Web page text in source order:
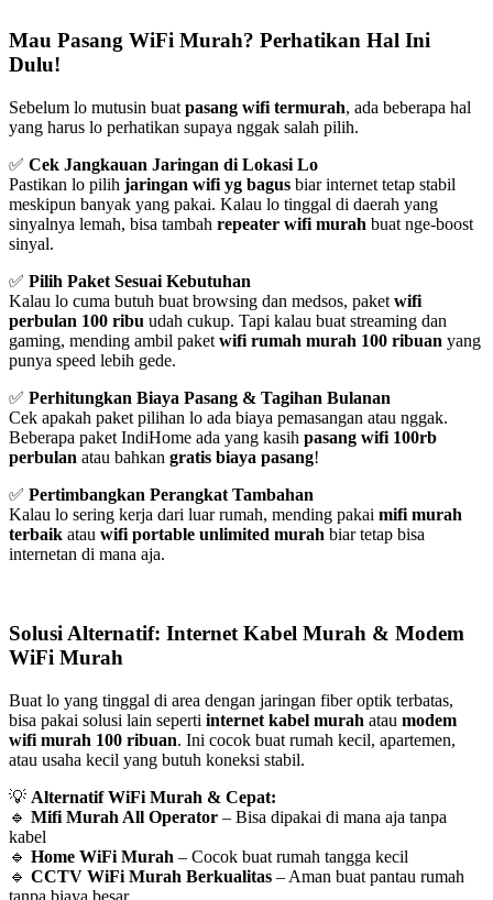
Mau Pasang WiFi Murah? Perhatikan Hal Ini
Dulu!
Sebelum lo mutusin buat pasang wifi termurah, ada beberapa hal
yang harus lo perhatikan supaya nggak salah pilih.
✅ Cek Jangkauan Jaringan di Lokasi Lo
Pastikan lo pilih jaringan wifi yg bagus biar internet tetap stabil
meskipun banyak yang pakai. Kalau lo tinggal di daerah yang
sinyalnya lemah, bisa tambah repeater wifi murah buat nge-boost
sinyal.
✅ Pilih Paket Sesuai Kebutuhan
Kalau lo cuma butuh buat browsing dan medsos, paket wifi
perbulan 100 ribu udah cukup. Tapi kalau buat streaming dan
gaming, mending ambil paket wifi rumah murah 100 ribuan yang
punya speed lebih gede.
✅ Perhitungkan Biaya Pasang & Tagihan Bulanan
Cek apakah paket pilihan lo ada biaya pemasangan atau nggak.
Beberapa paket IndiHome ada yang kasih pasang wifi 100rb
perbulan atau bahkan gratis biaya pasang!
✅ Pertimbangkan Perangkat Tambahan
Kalau lo sering kerja dari luar rumah, mending pakai mifi murah
terbaik atau wifi portable unlimited murah biar tetap bisa
internetan di mana aja.
Solusi Alternatif: Internet Kabel Murah & Modem
WiFi Murah
Buat lo yang tinggal di area dengan jaringan fiber optik terbatas,
bisa pakai solusi lain seperti internet kabel murah atau modem
wifi murah 100 ribuan. Ini cocok buat rumah kecil, apartemen,
atau usaha kecil yang butuh koneksi stabil.
💡 Alternatif WiFi Murah & Cepat:
🔹 Mifi Murah All Operator – Bisa dipakai di mana aja tanpa
kabel
🔹 Home WiFi Murah – Cocok buat rumah tangga kecil
🔹 CCTV WiFi Murah Berkualitas – Aman buat pantau rumah
tanpa biaya besar